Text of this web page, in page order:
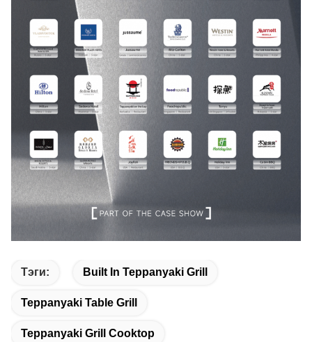
Тэги: Built In Teppanyaki Grill
Teppanyaki Table Grill
Teppanyaki Grill Cooktop